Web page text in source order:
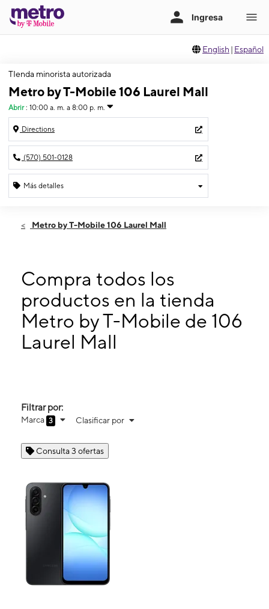
English | Español
TIenda minorista autorizada
Metro by T-Mobile 106 Laurel Mall
Abrir : 10:00 a. m. a 8:00 p. m.
Directions
(570) 501-0128
Más detalles
Sábado:10:00 a. m. a 8:00 p. m.
Miérc:
10:00 a. m. a 8:00 p. m.
Jueves: 10:00 a. m. a 8:00 p. m.
Viernes:10:00 a. m. a 8:00 p. m.
106 Laurel Mall Hazle Township, PA 18202
Metro by T-Mobile 106 Laurel Mall
Compra todos los
productos en la tienda
Metro by T-Mobile de 106
Laurel Mall
Filtrar por:
Marca 3 Clasificar por
Consulta 3 ofertas